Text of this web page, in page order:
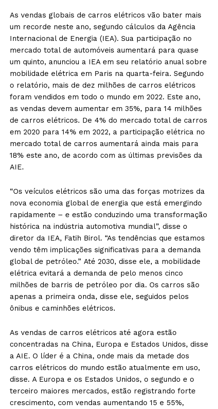
As vendas globais de carros elétricos vão bater mais
um recorde neste ano, segundo cálculos da Agência
Internacional de Energia (IEA). Sua participação no
mercado total de automóveis aumentará para quase
um quinto, anunciou a IEA em seu relatório anual sobre
mobilidade elétrica em Paris na quarta-feira. Segundo
o relatório, mais de dez milhões de carros elétricos
foram vendidos em todo o mundo em 2022. Este ano,
as vendas devem aumentar em 35%, para 14 milhões
de carros elétricos. De 4% do mercado total de carros
em 2020 para 14% em 2022, a participação elétrica no
mercado total de carros aumentará ainda mais para
18% este ano, de acordo com as últimas previsões da
AIE.
“Os veículos elétricos são uma das forças motrizes da
nova economia global de energia que está emergindo
rapidamente – e estão conduzindo uma transformação
histórica na indústria automotiva mundial”, disse o
diretor da IEA, Fatih Birol. “As tendências que estamos
vendo têm implicações significativas para a demanda
global de petróleo.” Até 2030, disse ele, a mobilidade
elétrica evitará a demanda de pelo menos cinco
milhões de barris de petróleo por dia. Os carros são
apenas a primeira onda, disse ele, seguidos pelos
ônibus e caminhões elétricos.
As vendas de carros elétricos até agora estão
concentradas na China, Europa e Estados Unidos, disse
a AIE. O líder é a China, onde mais da metade dos
carros elétricos do mundo estão atualmente em uso,
disse. A Europa e os Estados Unidos, o segundo e o
terceiro maiores mercados, estão registrando forte
crescimento, com vendas aumentando 15 e 55%,